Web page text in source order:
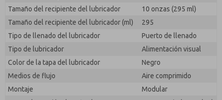
Tamaño del recipiente del lubricador
10 onzas (295 ml)
Tamaño del recipiente del lubricador (ml)
295
Tipo de llenado del lubricador
Puerto de llenado
Tipo de lubricador
Alimentación visual
Color de la tapa del lubricador
Negro
Medios de flujo
Aire comprimido
Montaje
Modular